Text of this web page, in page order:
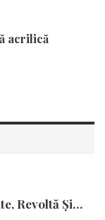
acrilică
Revoltă Și…